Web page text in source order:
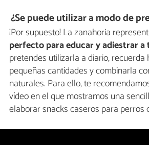
¿Se puede utilizar a modo de
¡Por supuesto! La zanahoria
perfecto para educar y adiestrar
pretendes utilizarla a diario, recuerda
pequeñas cantidades y combinarla
naturales. Para ello, te
vídeo en el que mostramos una
elaborar snacks caseros para perros